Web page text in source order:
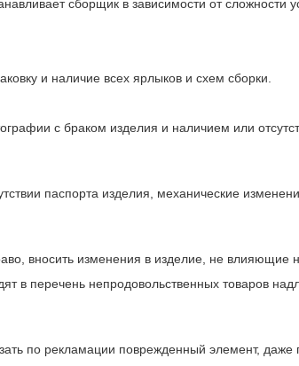
сборщик в зависимости от сложности
и наличие всех ярлыков и схем сборки.
с браком изделия и наличием или
паспорта изделия, механические
вносить изменения в изделие, не влияющие
перечень непродовольственных товаров
по рекламации поврежденный элемент, даже